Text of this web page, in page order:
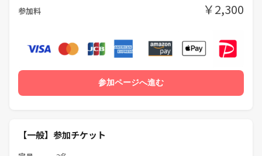
- 万が一迷惑行為を受けた場合は、主催者までお知らせください。必要
することがあります（攻撃的なプロフィールなど）。
- 当日、参加者の写真を撮ることがあります。イベント参加者内でのみ
公開します。苦手な方はお伝えください。
参加料 ￥2,300
参加ページへ進む
【一般】参加チケット